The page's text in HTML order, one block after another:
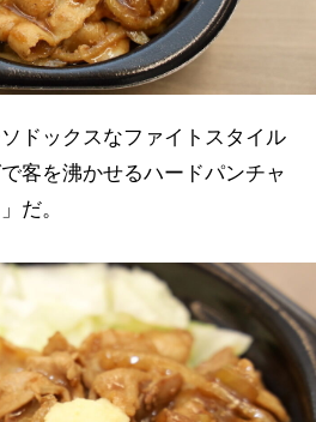
ドックスなファイトスタイル
客を沸かせるハードパンチャ
だ。